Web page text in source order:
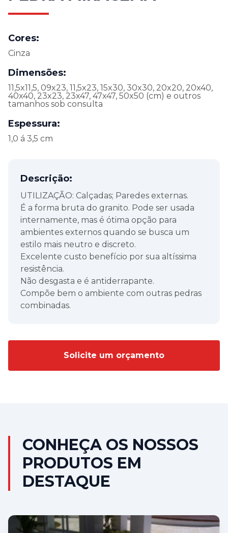
Cores:
Cinza
Dimensões:
11,5x11,5, 09x23, 11,5x23, 15x30, 30x30, 20x20, 20x40,
40x40, 23x23, 23x47, 47x47, 50x50 (cm) e outros
tamanhos sob consulta
Espessura:
1,0 á 3,5 cm
Descrição:
UTILIZAÇÃO: Calçadas; Paredes externas.
É a forma bruta do granito. Pode ser usada
internamente, mas é ótima opção para
ambientes externos quando se busca um
estilo mais neutro e discreto.
Excelente custo benefício por sua altíssima
resistência.
Não desgasta e é antiderrapante.
Compõe bem o ambiente com outras pedras
combinadas.
Solicite um orçamento
CONHEÇA OS NOSSOS
PRODUTOS EM
DESTAQUE